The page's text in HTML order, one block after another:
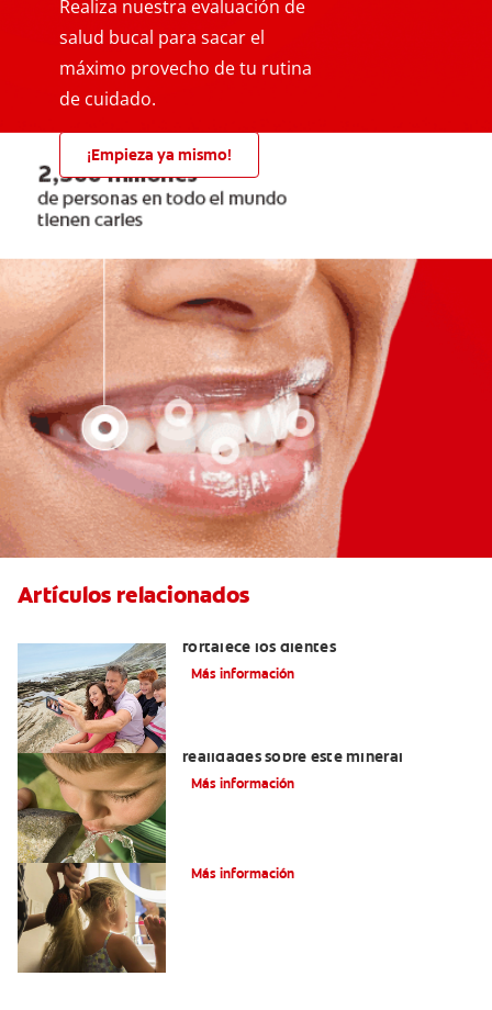
Realiza nuestra evaluación de
salud bucal para sacar el
máximo provecho de tu rutina
de cuidado.
¡Empieza ya mismo!
Artículos relacionados
fortalece los dientes
Más información
realidades sobre este mineral
Más información
Más información